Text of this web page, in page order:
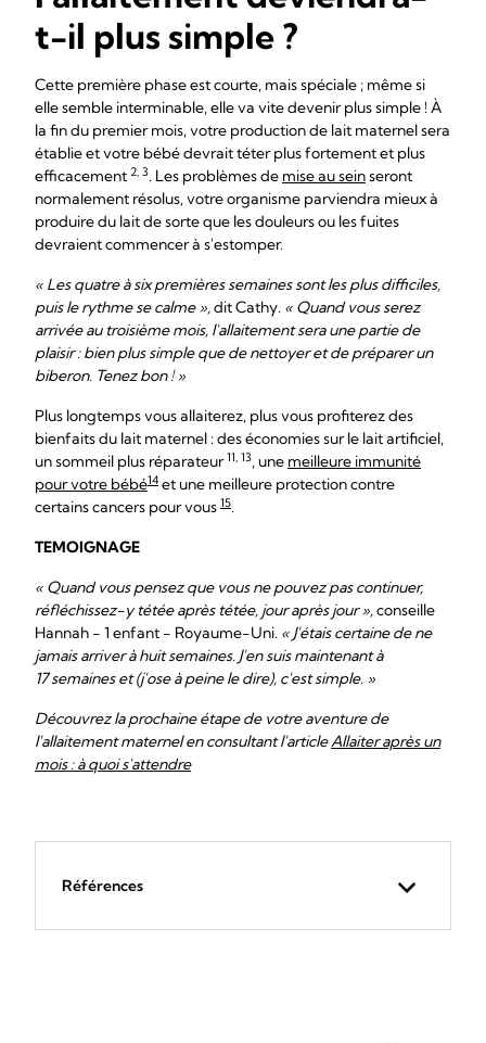
t-il plus simple ?
Cette première phase est courte, mais spéciale ; même si
elle semble interminable, elle va vite devenir plus simple ! À
la fin du premier mois, votre production de lait maternel sera
établie et votre bébé devrait téter plus fortement et plus
efficacement 2, 3. Les problèmes de mise au seinseront
normalement résolus, votre organisme parviendra mieux à
produire du lait de sorte que les douleurs ou les fuites
devraient commencer à s'estomper.
« Les quatre à six premières semaines sont les plus difficiles,
puis le rythme se calme »,dit Cathy. « Quand vous serez
arrivée au troisième mois, l'allaitement sera une partie de
plaisir : bien plus simple que de nettoyer et de préparer un
biberon. Tenez bon ! »
Plus longtemps vous allaiterez, plus vous profiterez des
bienfaits du lait maternel : des économies sur le lait artificiel,
un sommeil plus réparateur11, 13, une meilleure immunité
pour votre bébé14 et une meilleure protection contre
certains cancers pour vous 15.
TEMOIGNAGE
« Quand vous pensez que vous ne pouvez pas continuer,
réfléchissez-y tétée après tétée, jour après jour »,conseille
Hannah - 1 enfant - Royaume-Uni. « J'étais certaine de ne
jamais arriver à huit semaines. J'en suis maintenant à
17 semaines et (j'ose à peine le dire), c'est simple. »
Découvrez la prochaine étape de votre aventure de
l'allaitement maternel en consultant l'articleAllaiter après un
mois : à quoi s'attendre
Références